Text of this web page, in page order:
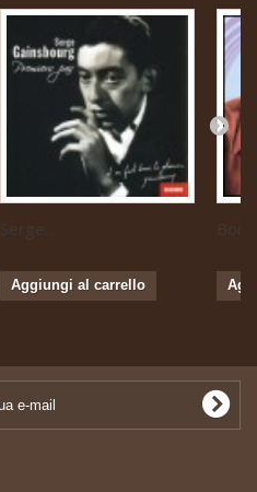
Serge...
Aggiungi al carrello